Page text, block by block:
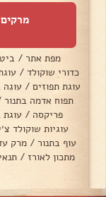
מרקים
מפת אתר /
כדורי שוקולד /
עוגת תפוזים /
תפוח אדמה בתנור
פריקסה / עוגת
עוגיות שוקולד
עוף בתנור / מרק
מתכון לאורז /